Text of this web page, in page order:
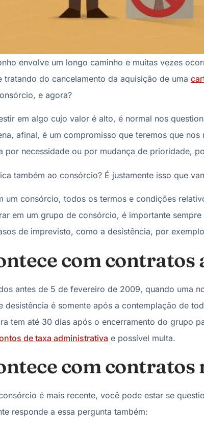
envolve um longo caminho e muitas vezes
tratando do cancelamento da aquisição de uma
e agora?
em algo cujo valor é alto, é normal nos
afinal, é um compromisso que teremos que
por necessidade ou por mudança de prioridade,
também ao consórcio? É justamente isso que
um consórcio, todos os termos e condições
em um grupo de consórcio, é importante
de imprevisto, como a desistência, por
com contratos
antes de 5 de fevereiro de 2009, quando uma
desistência é somente após a contemplação de
tem até 30 dias após o encerramento do grupo
de taxa administrativa e possível multa.
com contratos
é mais recente, você pode estar se
responde a essa pergunta também: